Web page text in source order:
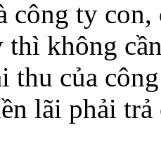
công ty
thì không
thu của
lãi phải